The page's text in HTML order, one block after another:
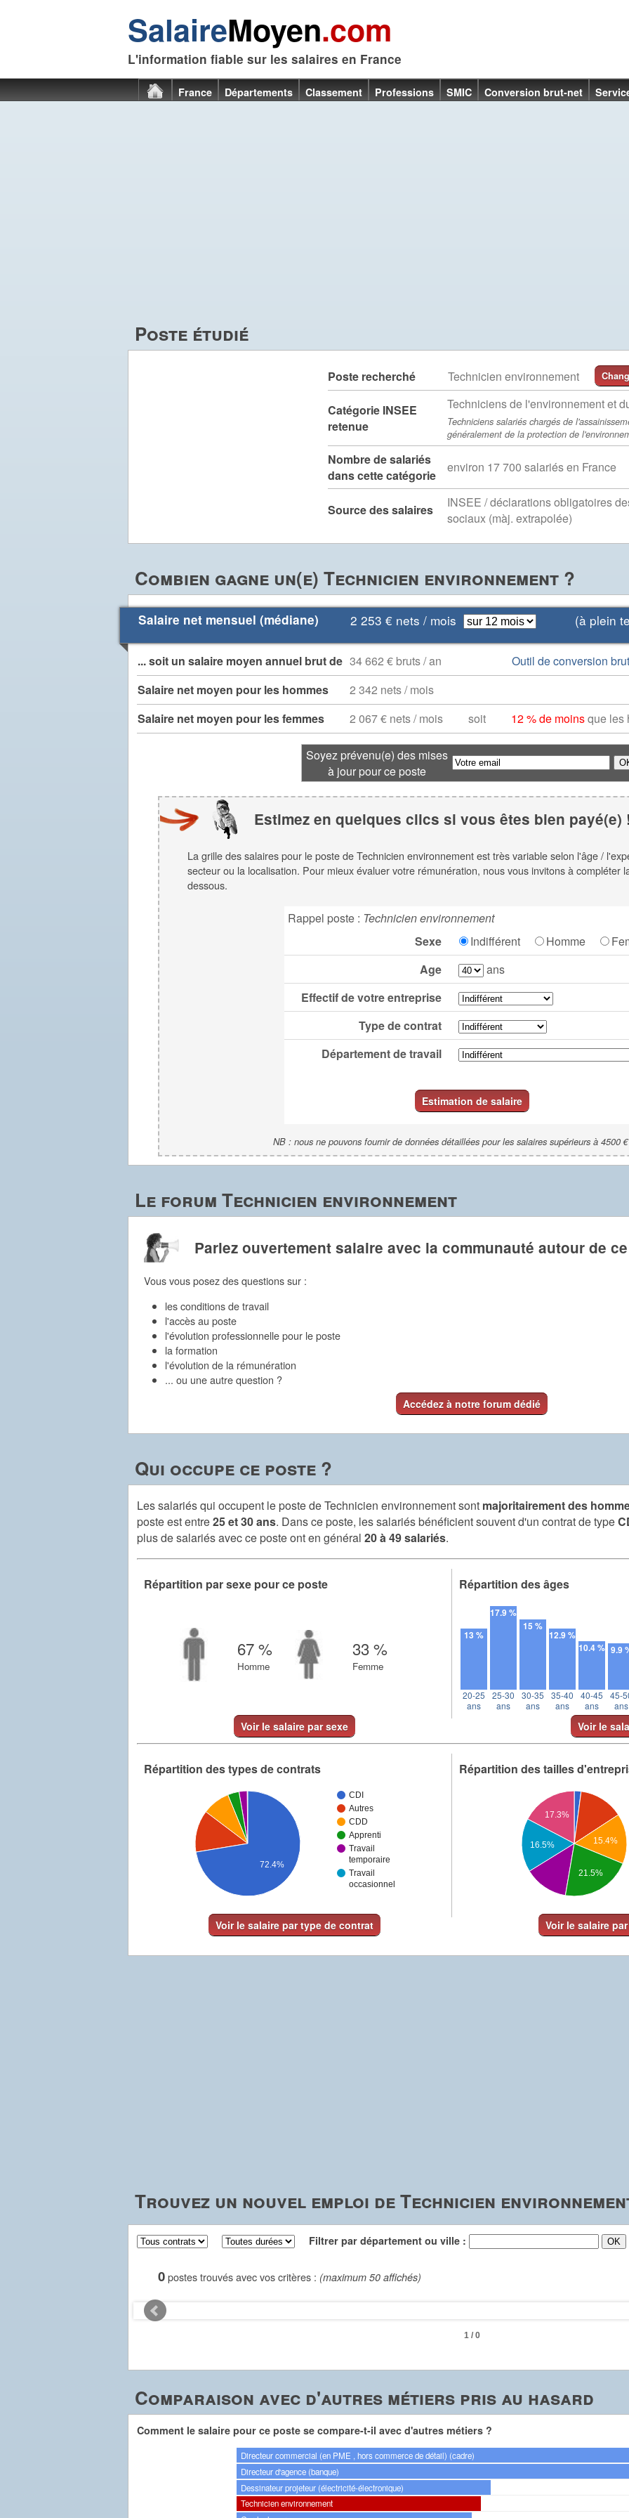
SalaireMoyen.com
L'information fiable sur les salaires en France
France Départements Classement Professions SMIC Conversion brut-net
Poste étudié
Poste recherché Technicien environnement
Catégorie INSEE
retenue
Techniciens de l'environnement et
Techniciens salariés chargés de
généralement de la protection de
Nombre de salariés
dans cette catégorie
environ 17 700 salariés en France
Source des salaires
INSEE / déclarations obligatoires
sociaux (màj. extrapolée)
Combien gagne un(e) Technicien environnement ?
Salaire net mensuel (médiane) 2 253 € nets / mois (à plein
... soit un salaire moyen annuel brut de 34 662 € bruts / an
Outil de conversion
Salaire net moyen pour les hommes
2 342 nets / mois
Salaire net moyen pour les femmes
2 067 € nets / mois soit 12 % de moinsque les
Soyez prévenu(e) des mises
à jour pour ce poste
Estimez en quelques clics si vous êtes bien payé(e) !
La grille des salaires pour le poste de Technicien environnement est très variable selon l'âge /
secteur ou la localisation. Pour mieux évaluer votre rémunération, nous vous invitons à compléter
dessous.
Rappel poste : Technicien environnement
Sexe
Indifférent Homme
Age
ans
Effectif de votre entreprise
Type de contrat
Département de travail
Estimation de salaire
NB : nous ne pouvons fournir de données détaillées pour les salaires supérieurs à 4500
Le forum Technicien environnement
Parlez ouvertement salaire avec la communauté autour de
Vous vous posez des questions sur :
les conditions de travail
l'accès au poste
l'évolution professionnelle pour le poste
la formation
l'évolution de la rémunération
... ou une autre question ?
Accédez à notre forum dédié
Qui occupe ce poste ?
Les salariés qui occupent le poste de Technicien environnement sont majoritairement des
poste est entre25 et 30 ans. Dans ce poste, les salariés bénéficient souvent d'un contrat de type
plus de salariés avec ce poste ont en général 20 à 49 salariés.
Répartition par sexe pour ce poste
67 %
Homme
33 %
Femme
Répartition des âges
20-25
ans
13 %
25-30
ans
17.9 %
30-35
ans
15 %
35-40
ans
12.9 %
40-45
ans
10.4 %
45-
ans
9.9
Voir le salaire par sexe Voir le
Répartition des types de contrats
CDI
Autres
CDD
Apprenti
Travail
temporaire
Travail
occasionnel
72.4%
Répartition des tailles
15.4%
17.3%
16.5%
21.5%
Voir le salaire par type de contrat Voir le salaire
Trouvez un nouvel emploi de Technicien
Filtrer par département ou ville :
0postes trouvés avec vos critères : (maximum 50 affichés)
1 / 0
Comparaison avec d'autres métiers pris au hasard
Comment le salaire pour ce poste se compare-t-il avec d'autres métiers ?
Directeur commercial (en PME , hors commerce de détail) (cadre)
Directeur d'agence (banque)
Dessinateur projeteur (électricité-électronique)
Technicien environnement